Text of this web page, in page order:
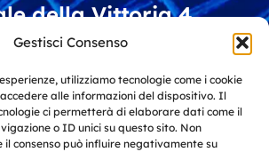
Gestisci Consenso
utilizziamo tecnologie come i cookie
alle informazioni del dispositivo. Il
ci permetterà di elaborare dati come il
o ID unici su questo sito. Non
consenso può influire negativamente su
della Vittoria 4
Stazzano (AL)
vagliatura e riciclo